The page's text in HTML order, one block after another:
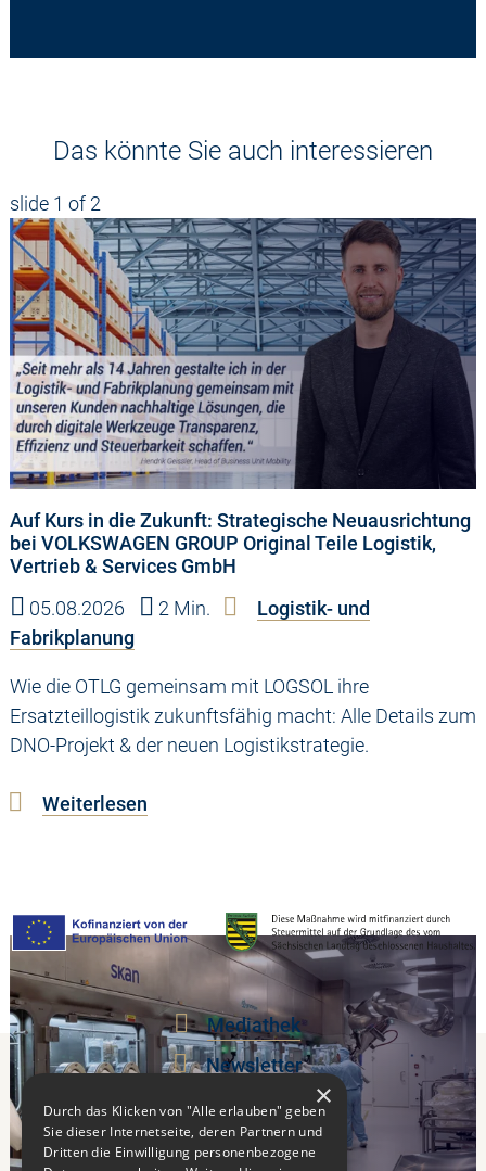
Das könnte Sie auch interessieren
slide 1 of 2
Auf Kurs in die Zukunft: Strategische Neuausrichtung
bei VOLKSWAGEN GROUP Original Teile Logistik,
Vertrieb & Services GmbH
05.08.2026
2 Min.
Logistik- und
Fabrikplanung
Wie die OTLG gemeinsam mit LOGSOL ihre
Ersatzteillogistik zukunftsfähig macht: Alle Details zum
DNO-Projekt & der neuen Logistikstrategie.
Weiterlesen
Mediathek
Newsletter
Events
Kontakt
×
Durch das Klicken von "Alle erlauben" geben
Sie dieser Internetseite, deren Partnern und
Dritten die Einwilligung personenbezogene